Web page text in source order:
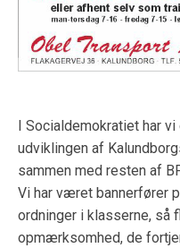
I Socialdemokratiet har
udviklingen af
sammen med resten af
Vi har været bannerfører
ordninger i klasserne, så
opmærksomhed, de